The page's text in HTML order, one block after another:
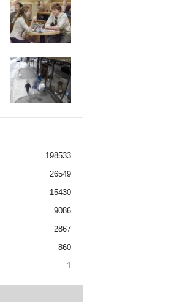
198533
26549
15430
9086
2867
860
1